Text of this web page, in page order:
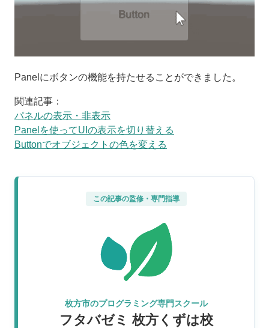
Panelにボタンの機能を持たせることができました。
関連記事：
パネルの表示・非表示
Panelを使ってUIの表示を切り替える
Buttonでオブジェクトの色を変える
この記事の監修・専門指導
枚方市のプログラミング専門スクール
フタバゼミ 枚方くずは校